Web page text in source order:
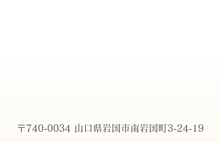
〒740-0034 山口県岩国市南岩国町3-24-19